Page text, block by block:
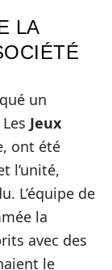
LA
un
Jeux
ont été
l’unité,
L’équipe de
la
avec des
le